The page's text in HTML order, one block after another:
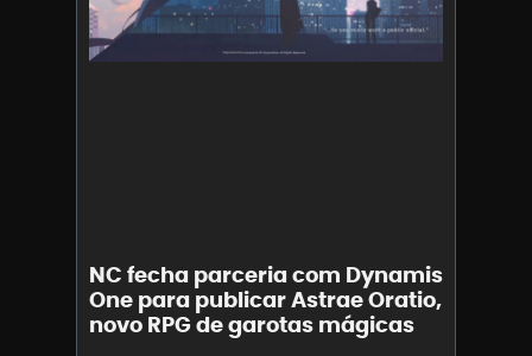
NC fecha parceria com Dynamis
One para publicar Astrae Oratio,
novo RPG de garotas mágicas